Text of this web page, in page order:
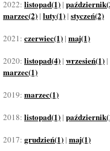
2022: listopad(1) |
marzec(2) | luty(1) | styczeń(2)
2021: czerwiec(1) | maj(1)
2020: listopad(4) | wrzesień(1) |
marzec(1)
2019: marzec(1)
2018: listopad(1) |
2017: grudzień(1) | maj(1)